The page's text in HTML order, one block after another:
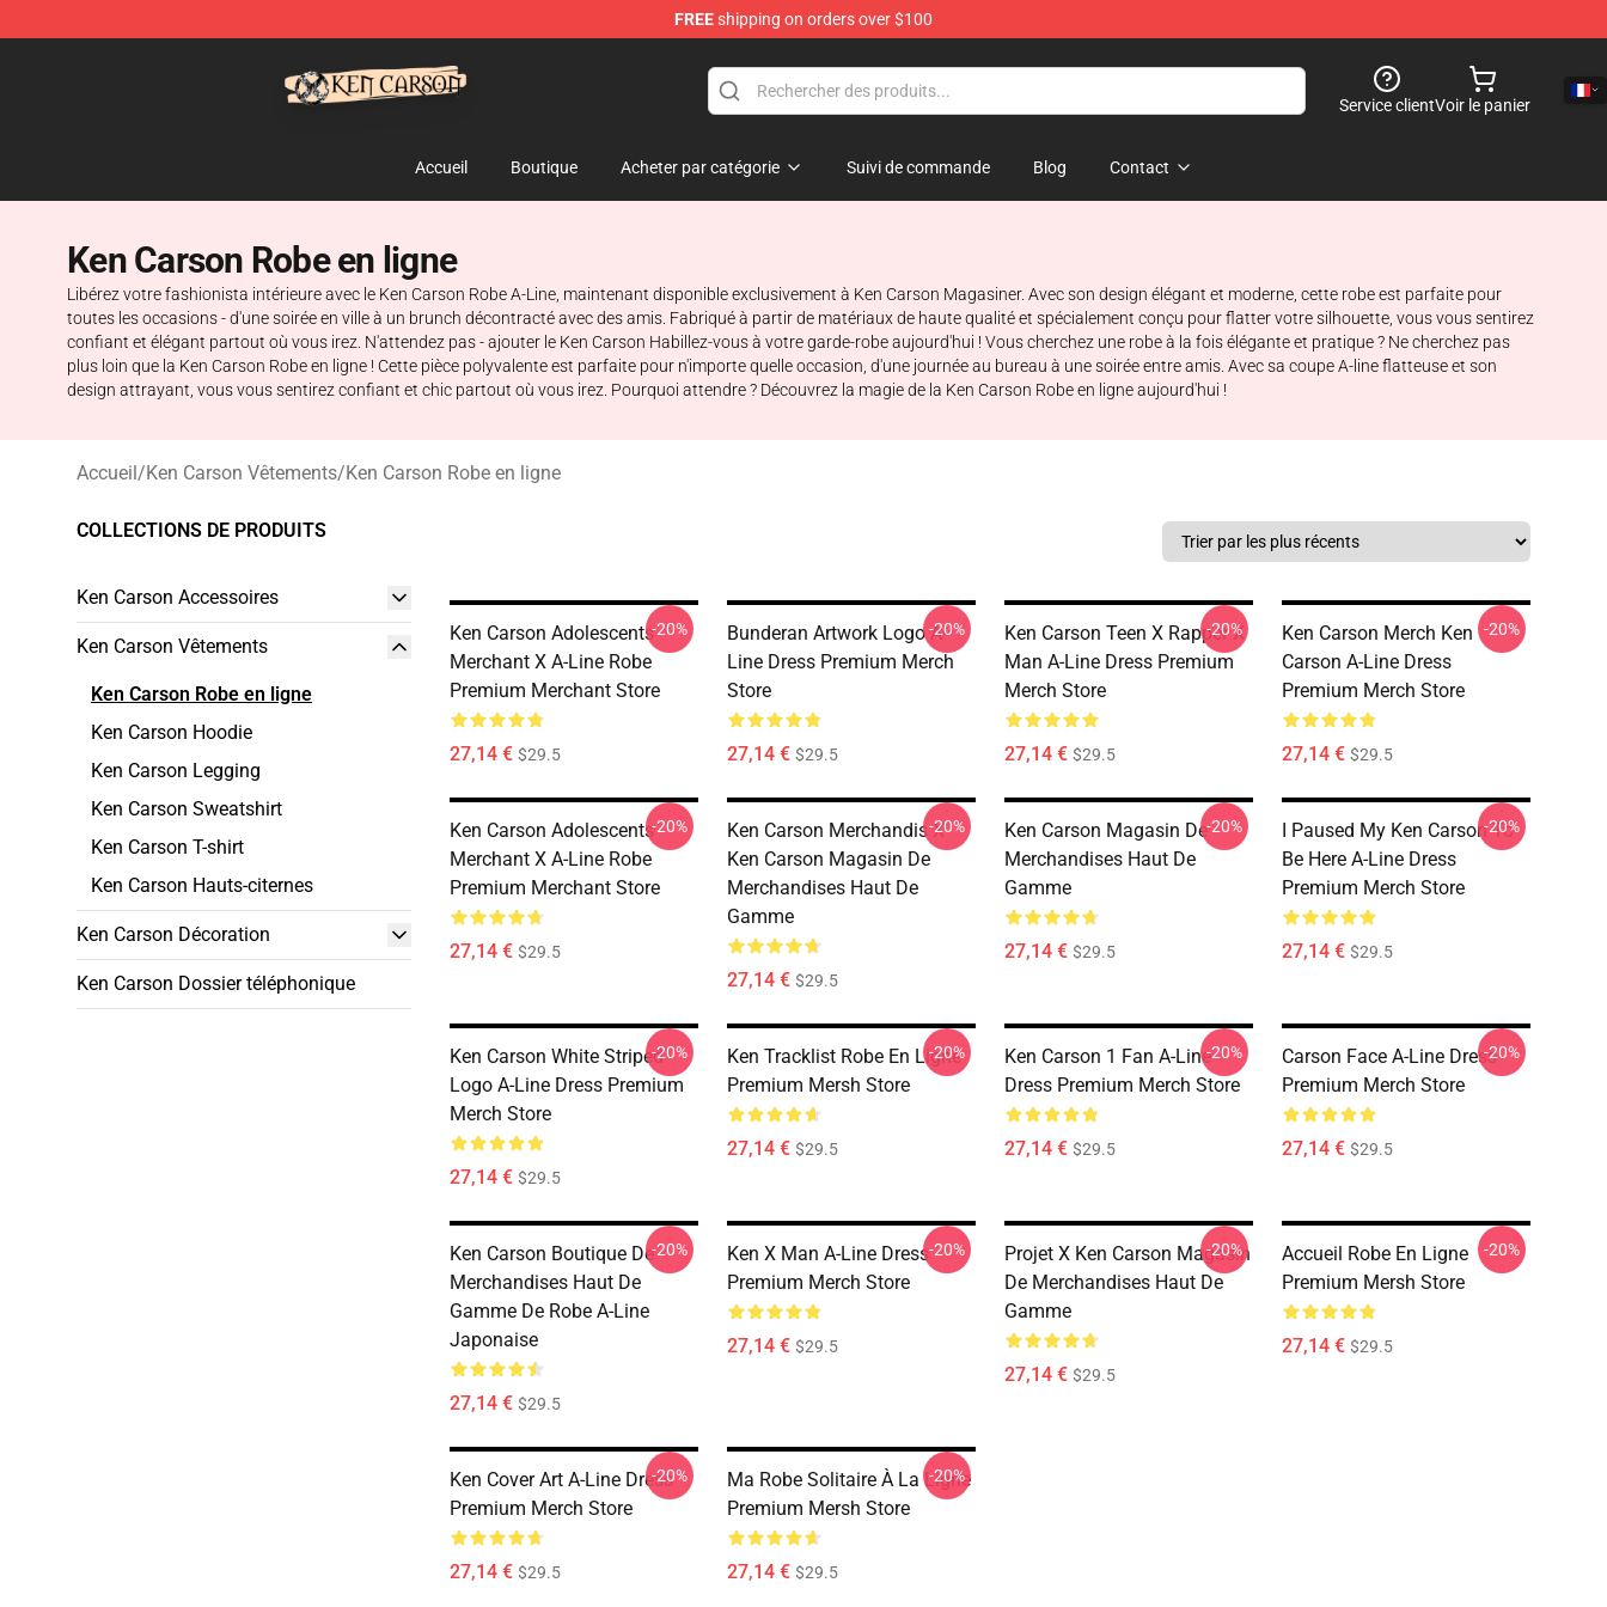
FREEshipping on orders over $100
Service clientVoir le panier
Accueil Boutique Acheter par catégorie Suivi de commande Blog Contact
Ken Carson Robe en ligne
Libérez votre fashionista intérieure avec le Ken Carson Robe A-Line, maintenant disponible exclusivement à Ken Carson Magasiner. Avec son design élégant et moderne, cette robe est parfaite pour
toutes les occasions - d'une soirée en ville à un brunch décontracté avec des amis. Fabriqué à partir de matériaux de haute qualité et spécialement conçu pour flatter votre silhouette, vous vous sentirez
confiant et élégant partout où vous irez. N'attendez pas - ajouter le Ken Carson Habillez-vous à votre garde-robe aujourd'hui ! Vous cherchez une robe à la fois élégante et pratique ? Ne cherchez pas
plus loin que la Ken Carson Robe en ligne ! Cette pièce polyvalente est parfaite pour n'importe quelle occasion, d'une journée au bureau à une soirée entre amis. Avec sa coupe A-line flatteuse et son
design attrayant, vous vous sentirez confiant et chic partout où vous irez. Pourquoi attendre ? Découvrez la magie de la Ken Carson Robe en ligne aujourd'hui !
Accueil/Ken Carson Vêtements/Ken Carson Robe en ligne
COLLECTIONS DE PRODUITS
Ken Carson Accessoires
Ken Carson Vêtements
Ken Carson Robe en ligne
Ken Carson Hoodie
Ken Carson Legging
Ken Carson Sweatshirt
Ken Carson T-shirt
Ken Carson Hauts-citernes
Ken Carson Décoration
Ken Carson Dossier téléphonique
Ken Carson Adolescents
Merchant X A-Line Robe
Premium Merchant Store
27,14 € $29.5
-20%
Bunderan Artwork Logo A-
Line Dress Premium Merch
Store
27,14 € $29.5
-20%
Ken Carson Teen X Rapper X
Man A-Line Dress Premium
Merch Store
27,14 € $29.5
-20%
Ken Carson Merch Ken
Carson A-Line Dress
Premium Merch Store
27,14 € $29.5
-20%
Ken Carson Adolescents
Merchant X A-Line Robe
Premium Merchant Store
27,14 € $29.5
-20%
Ken Carson Merchandis X
Ken Carson Magasin De
Merchandises Haut De
Gamme
27,14 € $29.5
-20%
Ken Carson Magasin De
Merchandises Haut De
Gamme
27,14 € $29.5
-20%
I Paused My Ken Carson To
Be Here A-Line Dress
Premium Merch Store
27,14 € $29.5
-20%
Ken Carson White Striped
Logo A-Line Dress Premium
Merch Store
27,14 € $29.5
-20%
Ken Tracklist Robe En Ligne
Premium Mersh Store
27,14 € $29.5
-20%
Ken Carson 1 Fan A-Line
Dress Premium Merch Store
27,14 € $29.5
-20%
Carson Face A-Line Dress
Premium Merch Store
27,14 € $29.5
-20%
Ken Carson Boutique De
Merchandises Haut De
Gamme De Robe A-Line
Japonaise
27,14 € $29.5
-20%
Ken X Man A-Line Dress
Premium Merch Store
27,14 € $29.5
-20%
Projet X Ken Carson Magasin
De Merchandises Haut De
Gamme
27,14 € $29.5
-20%
Accueil Robe En Ligne
Premium Mersh Store
27,14 € $29.5
-20%
Ken Cover Art A-Line Dress
Premium Merch Store
27,14 € $29.5
-20%
Ma Robe Solitaire À La Ligne
Premium Mersh Store
27,14 € $29.5
-20%